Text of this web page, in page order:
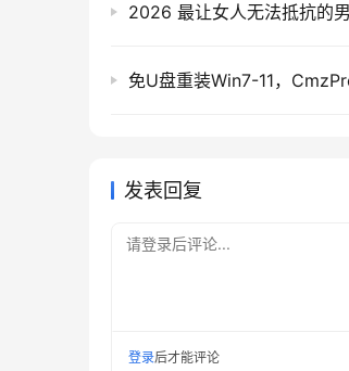
发表回复
请登录后评论...
登录后才能评论